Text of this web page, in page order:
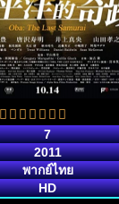
7
2011
พากย์ไทย
HD